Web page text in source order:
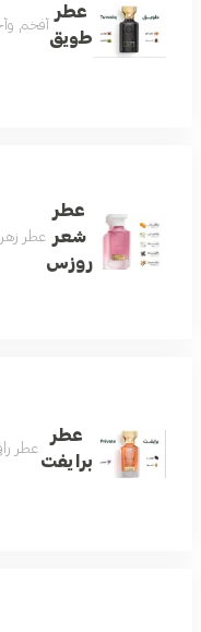
عطر
طويق
أفخم
عطر
شعر
روزس
عطر
عطر
برايفت
عطر